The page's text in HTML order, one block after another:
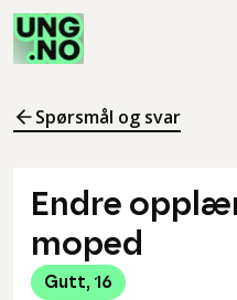
Spørsmål og svar
Endre
moped
Gutt, 16